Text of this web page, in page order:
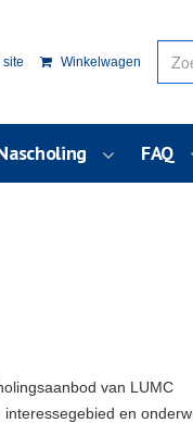
site Winkelwagen
FAQ
van LUMC
en